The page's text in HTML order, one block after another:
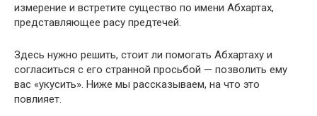
измерение и встретите существо по имени Абхартах,
представляющее расу предтечей.
Здесь нужно решить, стоит ли помогать Абхартаху и
согласиться с его странной просьбой — позволить ему
вас «укусить». Ниже мы рассказываем, на что это
повлияет.